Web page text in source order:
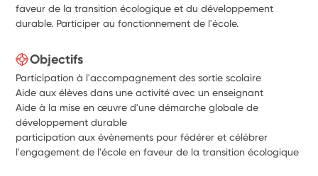
faveur de la transition écologique et du développement
durable. Participer au fonctionnement de l'école.
Objectifs
Participation à l'accompagnement des sortie scolaire
Aide aux élèves dans une activité avec un enseignant
Aide à la mise en œuvre d'une démarche globale de
développement durable
participation aux évènements pour fédérer et célébrer
l'engagement de l'école en faveur de la transition écologique